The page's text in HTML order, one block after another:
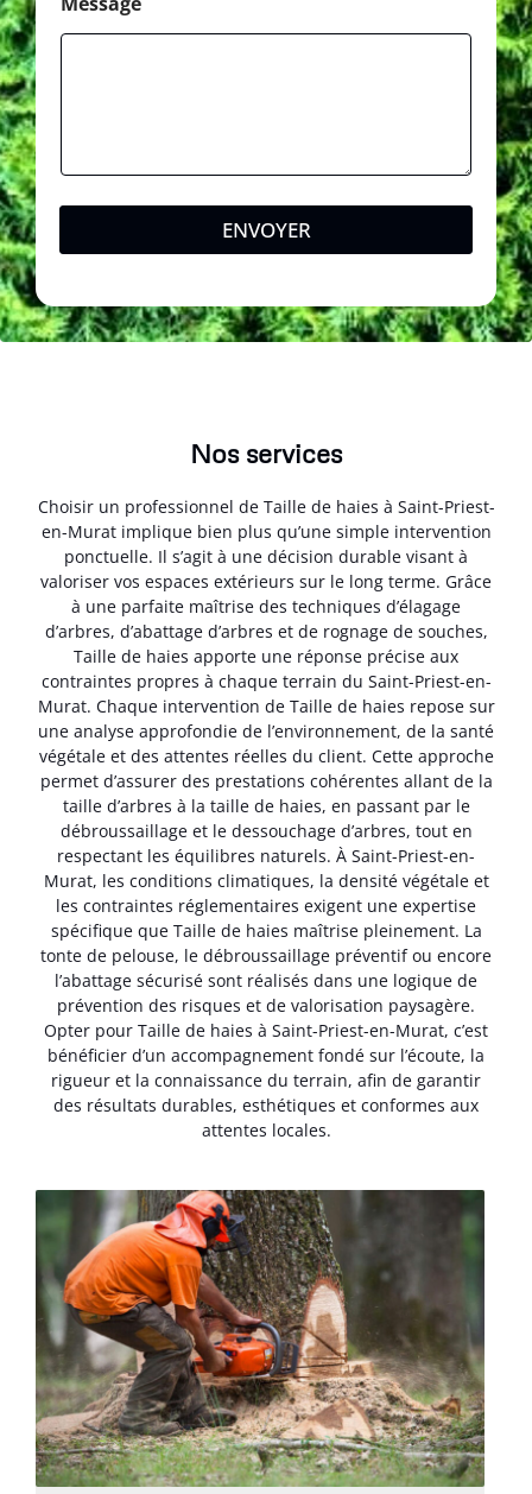
ENVOYER
Nos services
Choisir un professionnel de Taille de haies à Saint-Priest-
en-Murat implique bien plus qu’une simple intervention
ponctuelle. Il s’agit à une décision durable visant à
valoriser vos espaces extérieurs sur le long terme. Grâce
à une parfaite maîtrise des techniques d’élagage
d’arbres, d’abattage d’arbres et de rognage de souches,
Taille de haies apporte une réponse précise aux
contraintes propres à chaque terrain du Saint-Priest-en-
Murat. Chaque intervention de Taille de haies repose sur
une analyse approfondie de l’environnement, de la santé
végétale et des attentes réelles du client. Cette approche
permet d’assurer des prestations cohérentes allant de la
taille d’arbres à la taille de haies, en passant par le
débroussaillage et le dessouchage d’arbres, tout en
respectant les équilibres naturels. À Saint-Priest-en-
Murat, les conditions climatiques, la densité végétale et
les contraintes réglementaires exigent une expertise
spécifique que Taille de haies maîtrise pleinement. La
tonte de pelouse, le débroussaillage préventif ou encore
l’abattage sécurisé sont réalisés dans une logique de
prévention des risques et de valorisation paysagère.
Opter pour Taille de haies à Saint-Priest-en-Murat, c’est
bénéficier d’un accompagnement fondé sur l’écoute, la
rigueur et la connaissance du terrain, afin de garantir
des résultats durables, esthétiques et conformes aux
attentes locales.